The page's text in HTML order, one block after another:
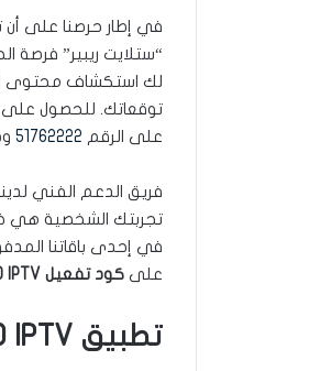
في إطار حرصنا على أن
“ستلايت ريبير” فرصة
لك استكشاف محتوى
توقعاتك. للحصول على
على الرقم 51762222
فريق الدعم الفني
تجربتك الشخصية هي
في إحدى باقاتنا
على كود تفعيل TORNADO PRO IPTV مجاني
تطبيق TORNADO PRO IPTV